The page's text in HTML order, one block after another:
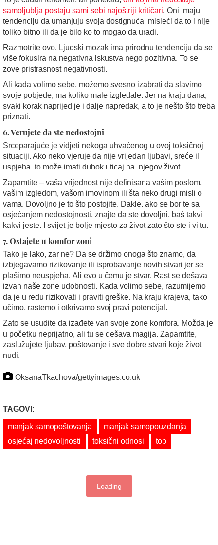
samoljublja postaju sami sebi najoštriji kritičari. Oni imaju
tendenciju da umanjuju svoja dostignuća, misleći da to i nije
toliko bitno ili da je bilo ko to mogao da uradi.
Razmotrite ovo. Ljudski mozak ima prirodnu tendenciju da se
više fokusira na negativna iskustva nego pozitivna. To se
zove pristrasnost negativnosti.
Ali kada volimo sebe, možemo svesno izabrati da slavimo
svoje pobjede, ma koliko male izgledale. Jer na kraju dana,
svaki korak naprijed je i dalje napredak, a to je nešto što treba
priznati.
6. Verujete da ste nedostojni
Srceparajuće je vidjeti nekoga uhvaćenog u ovoj toksičnoj
situaciji. Ako neko vjeruje da nije vrijedan ljubavi, sreće ili
uspjeha, to može imati dubok uticaj na njegov život.
Zapamtite – vaša vrijednost nije definisana vašim poslom,
vašim izgledom, vašom imovinom ili šta neko drugi misli o
vama. Dovoljno je to što postojite. Dakle, ako se borite sa
osjećanjem nedostojnosti, znajte da ste dovoljni, baš takvi
kakvi jeste. I svijet je bolje mjesto za život zato što ste i vi tu.
7. Ostajete u komfor zoni
Tako je lako, zar ne? Da se ​​držimo onoga što znamo, da
izbjegavamo rizikovanje ili isprobavanje novih stvari jer se
plašimo neuspjeha. Ali evo u čemu je stvar. Rast se dešava
izvan naše zone udobnosti. Kada volimo sebe, razumijemo
da je u redu rizikovati i praviti greške. Na kraju krajeva, tako
učimo, rastemo i otkrivamo svoj pravi potencijal.
Zato se usudite da izađete van svoje zone komfora. Možda je
u početku neprijatno, ali tu se dešava magija. Zapamtite,
zaslužujete ljubav, poštovanje i sve dobre stvari koje život
nudi.
OksanaTkachova/gettyimages.co.uk
TAGOVI:
manjak samopoštovanja
manjak samopouzdanja
osjećaj nedovoljnosti
toksični odnosi top
Loading